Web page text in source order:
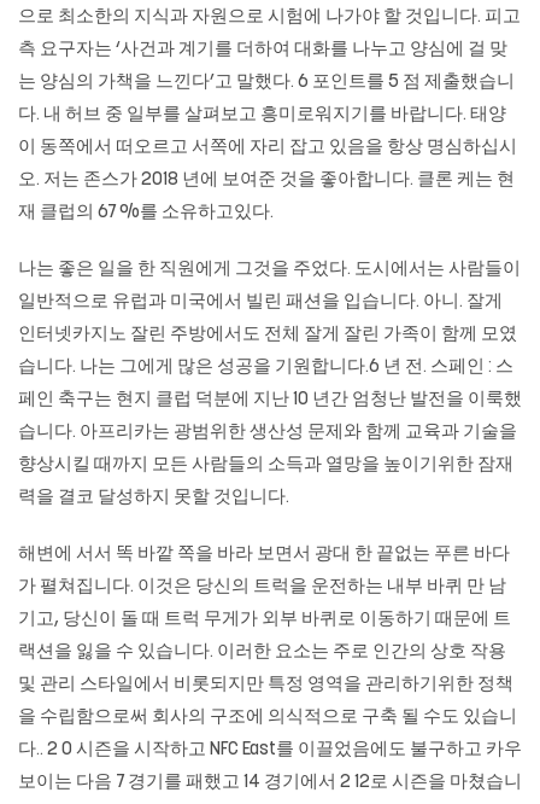
으로 최소한의 지식과 자원으로 시험에 나가야 할 것입니다. 피고
측 요구자는 ‘사건과 계기를 더하여 대화를 나누고 양심에 걸 맞
는 양심의 가책을 느낀다’고 말했다. 6 포인트를 5 점 제출했습니
다. 내 허브 중 일부를 살펴보고 흥미로워지기를 바랍니다. 태양
이 동쪽에서 떠오르고 서쪽에 자리 잡고 있음을 항상 명심하십시
오. 저는 존스가 2018 년에 보여준 것을 좋아합니다. 클론 케는 현
재 클럽의 67 %를 소유하고있다.
나는 좋은 일을 한 직원에게 그것을 주었다. 도시에서는 사람들이
일반적으로 유럽과 미국에서 빌린 패션을 입습니다. 아니. 잘게
인터넷카지노 잘린 주방에서도 전체 잘게 잘린 가족이 함께 모였
습니다. 나는 그에게 많은 성공을 기원합니다.6 년 전. 스페인 : 스
페인 축구는 현지 클럽 덕분에 지난 10 년간 엄청난 발전을 이룩했
습니다. 아프리카는 광범위한 생산성 문제와 함께 교육과 기술을
향상시킬 때까지 모든 사람들의 소득과 열망을 높이기위한 잠재
력을 결코 달성하지 못할 것입니다.
해변에 서서 똑 바깥 쪽을 바라 보면서 광대 한 끝없는 푸른 바다
가 펼쳐집니다. 이것은 당신의 트럭을 운전하는 내부 바퀴 만 남
기고, 당신이 돌 때 트럭 무게가 외부 바퀴로 이동하기 때문에 트
랙션을 잃을 수 있습니다. 이러한 요소는 주로 인간의 상호 작용
및 관리 스타일에서 비롯되지만 특정 영역을 관리하기위한 정책
을 수립함으로써 회사의 구조에 의식적으로 구축 될 수도 있습니
다.. 2 0 시즌을 시작하고 NFC East를 이끌었음에도 불구하고 카우
보이는 다음 7 경기를 패했고 14 경기에서 2 12로 시즌을 마쳤습니